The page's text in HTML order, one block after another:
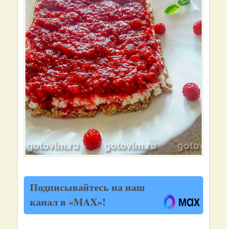
Подписывайтесь на наш
канал в «MAX»!